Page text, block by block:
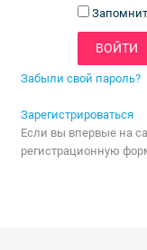
Забыли свой пароль?
Зарегистрироваться
Если вы впервые на
регистрационную